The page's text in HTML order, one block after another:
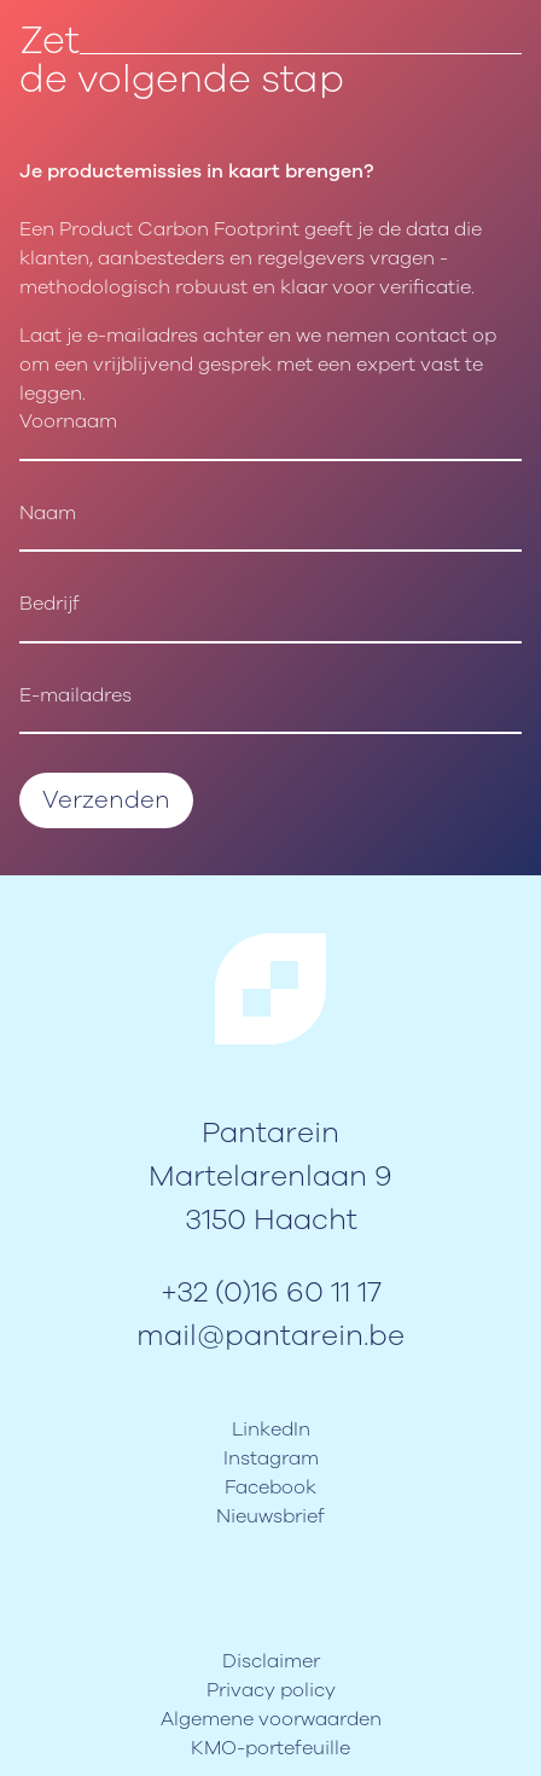
Zet
de volgende stap
Je productemissies in kaart brengen?
Een Product Carbon Footprint geeft je de data die
klanten, aanbesteders en regelgevers vragen -
methodologisch robuust en klaar voor verificatie.
Laat je e-mailadres achter en we nemen contact op
om een vrijblijvend gesprek met een expert vast te
leggen.
LinkedIn
Instagram
Facebook
Nieuwsbrief
Pantarein
Martelarenlaan 9
3150 Haacht
+32 (0)16 60 11 17
mail@pantarein.be
Disclaimer
Privacy policy
Algemene voorwaarden
KMO-portefeuille